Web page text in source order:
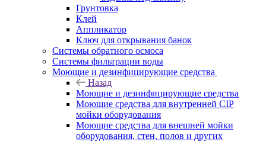
Грунтовка
Клей
Аппликатор
Ключ для открывания банок
Системы обратного осмоса
Системы фильтрации воды
Моющие и дезинфицирующие средства
Назад
Моющие и дезинфицирующие средства
Моющие средства для внутренней CIP
мойки оборудования
Моющие средства для внешней мойки
оборудования, стен, полов и других